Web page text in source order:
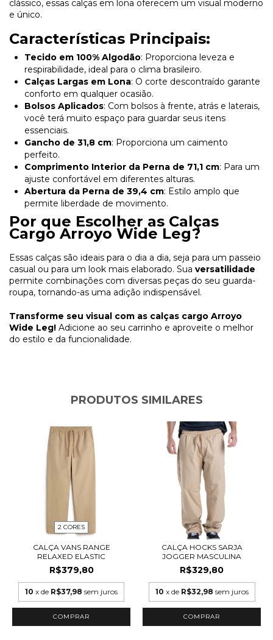
clássico, essas calças em lona oferecem um visual moderno
e único.
Características Principais:
Tecido em 100% Algodão: Proporciona leveza e
respirabilidade, ideal para o clima brasileiro.
Calças Largas em Lona: O corte descontraído garante
conforto em qualquer ocasião.
Bolsos Aplicados: Com bolsos à frente, atrás e laterais,
você terá muito espaço para guardar seus itens
essenciais.
Gancho de 31,8 cm: Proporciona um caimento
perfeito.
Comprimento Interior da Perna de 71,1 cm: Para um
ajuste confortável em diferentes alturas.
Abertura da Perna de 39,4 cm: Estilo amplo que
permite liberdade de movimento.
Por que Escolher as Calças
Cargo Arroyo Wide Leg?
Essas calças são ideais para o dia a dia, seja para um passeio
casual ou para um look mais elaborado. Sua versatilidade
permite combinações com diversas peças do seu guarda-
roupa, tornando-as uma adição indispensável.
Transforme seu visual com as calças cargo Arroyo
Wide Leg! Adicione ao seu carrinho e aproveite o melhor
do estilo e da funcionalidade.
PRODUTOS SIMILARES
2 CORES
CALÇA VANS RANGE
RELAXED ELASTIC
R$379,80
10 x de R$37,98 sem juros
COMPRAR
CALÇA HOCKS SARJA
JOGGER MASCULINA
R$329,80
10 x de R$32,98 sem juros
COMPRAR